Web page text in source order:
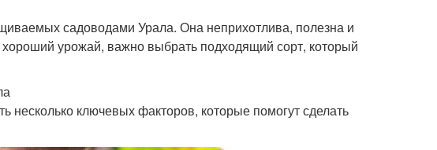
садоводами Урала. Она неприхотлива, полезна и
урожай, важно выбрать подходящий сорт, который
несколько ключевых факторов, которые помогут сделать